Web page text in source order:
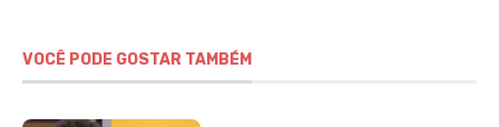
VOCÊ PODE GOSTAR TAMBÉM